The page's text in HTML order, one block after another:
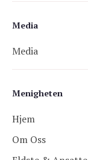
Menigheten
Hjem
Om Oss
Media
Media